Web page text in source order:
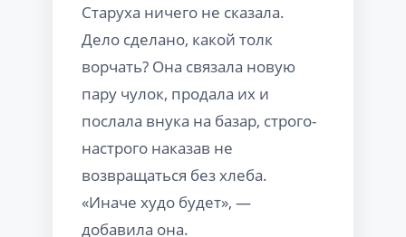
Старуха ничего не сказала.
Дело сделано, какой толк
ворчать? Она связала новую
пару чулок, продала их и
послала внука на базар, строго-
настрого наказав не
возвращаться без хлеба.
«Иначе худо будет», —
добавила она.